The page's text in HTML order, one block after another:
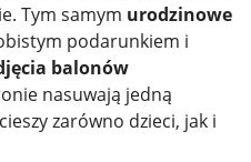
Tym samym urodzinowe
podarunkiem i
balonów
nasuwają jedną
zarówno dzieci, jak i